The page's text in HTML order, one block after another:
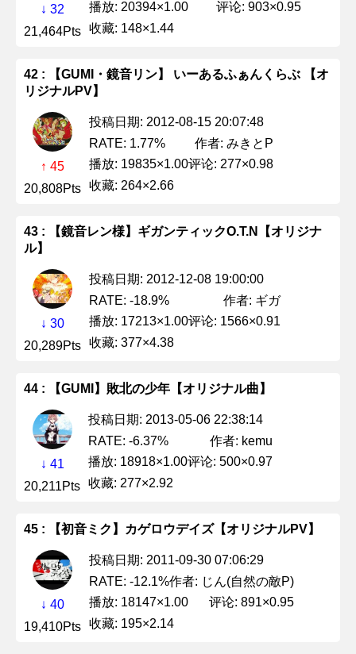
↓ 32
21,464Pts
播放: 20394×1.00
评论: 903×0.95
收藏: 148×1.44
42 : 【GUMI・鏡音リン】 いーあるふぁんくらぶ 【オ
リジナルPV】
↑ 45
20,808Pts
投稿日期: 2012-08-15 20:07:48
RATE: 1.77%
作者: みきとP
播放: 19835×1.00评论: 277×0.98
收藏: 264×2.66
43 : 【鏡音レン様】ギガンティックO.T.N【オリジナ
ル】
↓ 30
20,289Pts
投稿日期: 2012-12-08 19:00:00
RATE: -18.9%
作者: ギガ
播放: 17213×1.00评论: 1566×0.91
收藏: 377×4.38
44 : 【GUMI】敗北の少年【オリジナル曲】
↓ 41
20,211Pts
投稿日期: 2013-05-06 22:38:14
RATE: -6.37%
作者: kemu
播放: 18918×1.00评论: 500×0.97
收藏: 277×2.92
45 : 【初音ミク】カゲロウデイズ【オリジナルPV】
↓ 40
19,410Pts
投稿日期: 2011-09-30 07:06:29
RATE: -12.1%作者: じん(自然の敵P)
播放: 18147×1.00
评论: 891×0.95
收藏: 195×2.14